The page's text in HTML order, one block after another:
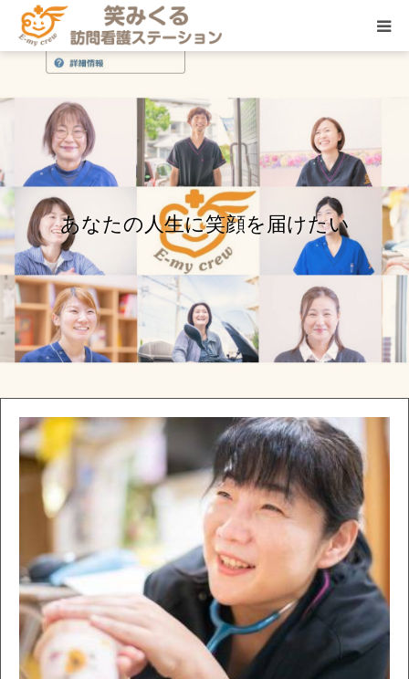
あなたの人生に笑顔を届けたい
サービス
訪問エリア
ご利用料金
ご利用の流れ
くらしの保健室
その他メニュー